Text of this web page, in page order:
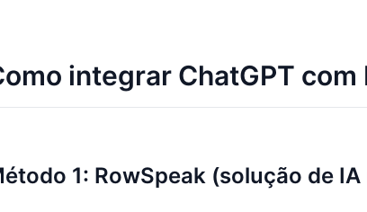
integrar ChatGPT
1: RowSpeak (solução de